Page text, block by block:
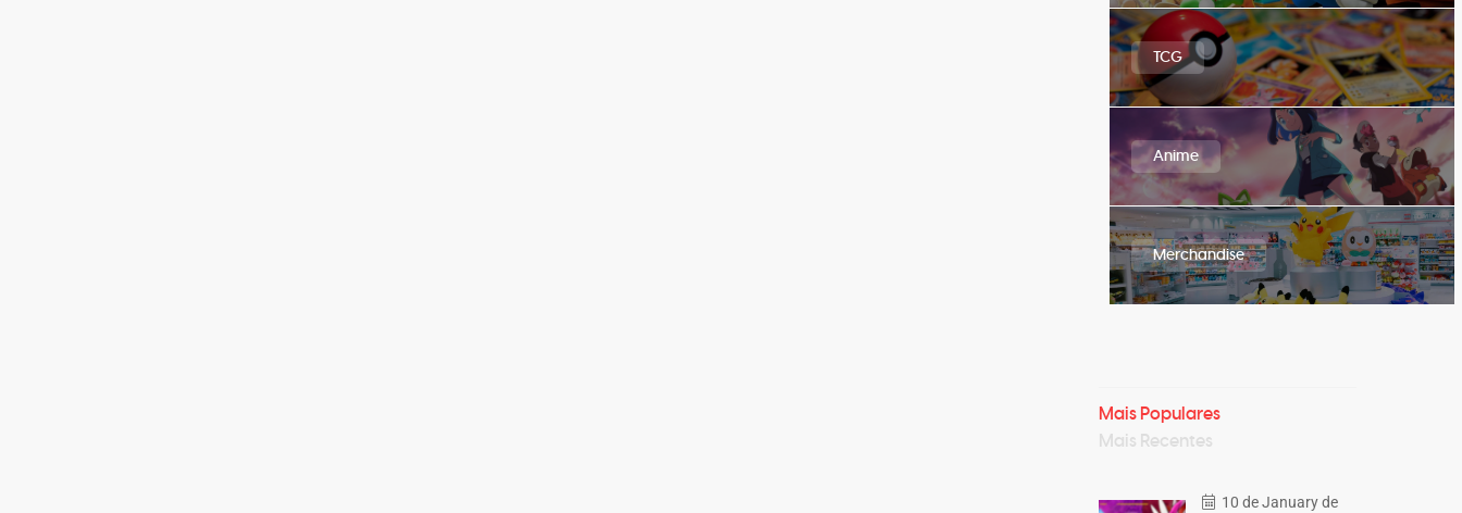
TCG
Anime
Merchandise
Mais Populares
Mais Recentes
10 de January de